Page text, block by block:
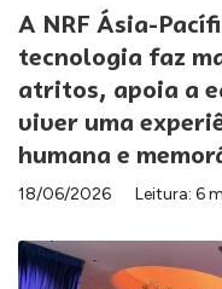
A NRF Ásia-
tecnologia faz
atritos, apoia a
viver uma
humana e
18/06/2026 Leitura: 6